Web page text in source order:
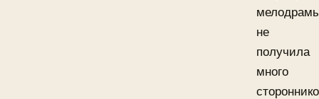
не
получила
много